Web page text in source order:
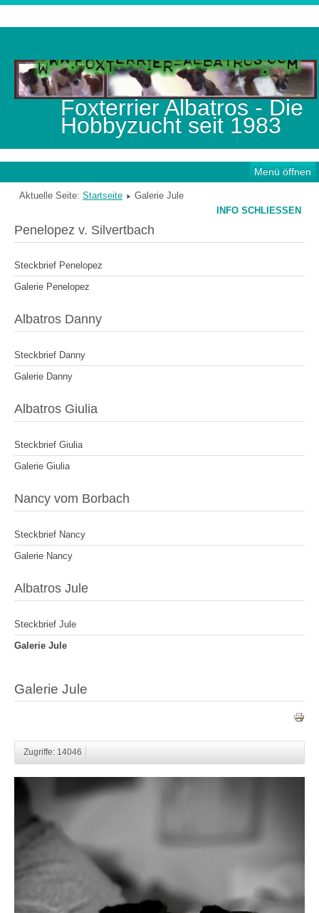
Foxterrier Albatros - Die
Hobbyzucht seit 1983
Menü öffnen
Aktuelle Seite: Startseite Galerie Jule
Penelopez v. Silvertbach
Steckbrief Penelopez
Galerie Penelopez
Albatros Danny
Steckbrief Danny
Galerie Danny
Albatros Giulia
Steckbrief Giulia
Galerie Giulia
Nancy vom Borbach
Steckbrief Nancy
Galerie Nancy
Albatros Jule
Steckbrief Jule
Galerie Jule
Galerie Jule
Zugriffe: 14046
INFO SCHLIESSEN